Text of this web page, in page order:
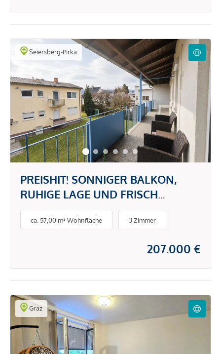
Seiersberg-Pirka
PREISHIT! SONNIGER BALKON,
RUHIGE LAGE UND FRISCH
SANIERT
ca. 57,00 m² Wohnfläche 3 Zimmer
207.000 €
Graz